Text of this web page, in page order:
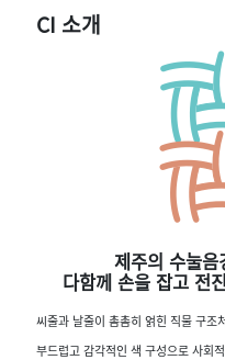
CI 소개
제주의 수눌음
다함께 손을 잡고 전
씨줄과 날줄이 촘촘히 얽힌 직물 구조
부드럽고 감각적인 색 구성으로 사회